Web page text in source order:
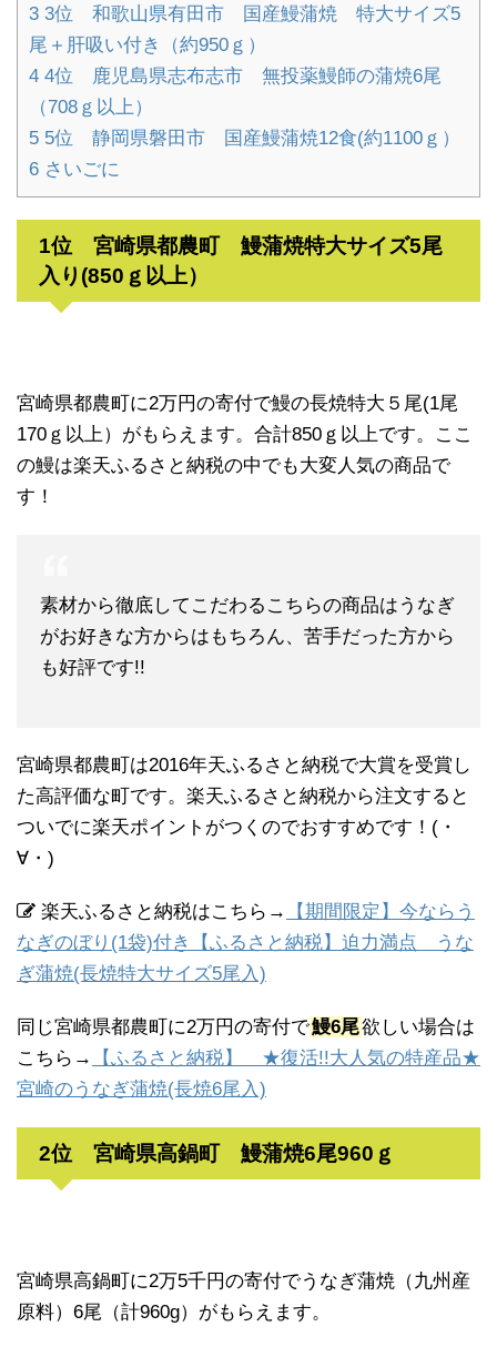
3 3位 和歌山県有田市 国産鰻蒲焼 特大サイズ5
尾＋肝吸い付き（約950ｇ）
4 4位 鹿児島県志布志市 無投薬鰻師の蒲焼6尾
（708ｇ以上）
5 5位 静岡県磐田市 国産鰻蒲焼12食(約1100ｇ）
6 さいごに
1位 宮崎県都農町 鰻蒲焼特大サイズ5尾
入り(850ｇ以上）
宮崎県都農町に2万円の寄付で鰻の長焼特大５尾(1尾
170ｇ以上）がもらえます。合計850ｇ以上です。ここ
の鰻は楽天ふるさと納税の中でも大変人気の商品で
す！
素材から徹底してこだわるこちらの商品はうなぎ
がお好きな方からはもちろん、苦手だった方から
も好評です!!
宮崎県都農町は2016年天ふるさと納税で大賞を受賞し
た高評価な町です。楽天ふるさと納税から注文すると
ついでに楽天ポイントがつくのでおすすめです！(・
∀・)
楽天ふるさと納税はこちら→
【期間限定】今ならう
なぎのぼり(1袋)付き【ふるさと納税】迫力満点 うな
ぎ蒲焼(長焼特大サイズ5尾入)
同じ宮崎県都農町に2万円の寄付で鰻6尾欲しい場合は
こちら→
【ふるさと納税】 ★復活!!大人気の特産品★
宮崎のうなぎ蒲焼(長焼6尾入)
2位 宮崎県高鍋町 鰻蒲焼6尾960ｇ
宮崎県高鍋町に2万5千円の寄付でうなぎ蒲焼（九州産
原料）6尾（計960g）がもらえます。